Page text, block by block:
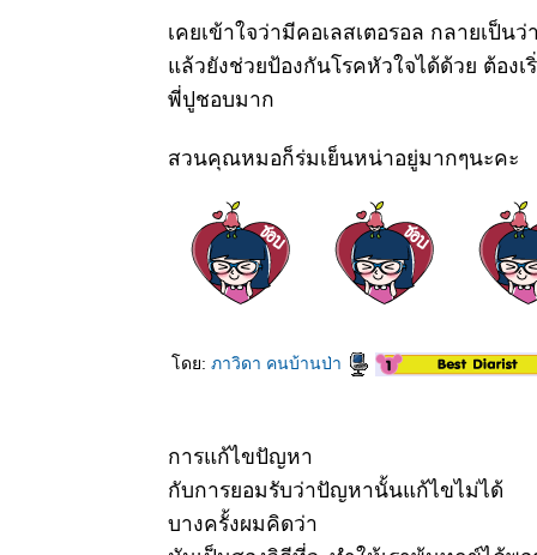
เคยเข้าใจว่ามีคอเลสเตอรอล กลายเป็นว่
ล้วยังช่วยป้องกันโรคหัวใจได้ด้วย ต้องเ
พี่ปูชอบมาก
สวนคุณหมอก็ร่มเย็นหน่าอยู่มากๆนะคะ
ดย: ภาวิดา คนบ้านป่า
การแก้ไขปัญหา
กับการยอมรับว่าปัญหานั้นแก้ไขไม่ได้
บางครั้งผมคิดว่า